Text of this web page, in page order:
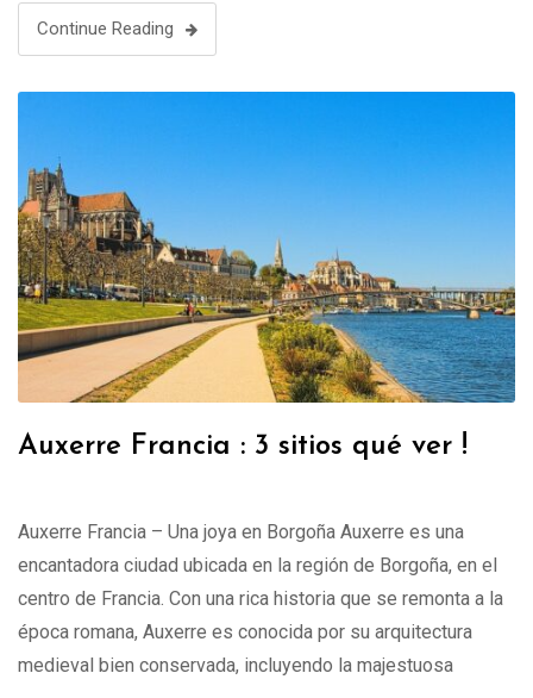
visitantes …
Continue Reading
Auxerre Francia : 3 sitios qué ver !
Auxerre Francia – Una joya en Borgoña Auxerre es una
encantadora ciudad ubicada en la región de Borgoña, en el
centro de Francia. Con una rica historia que se remonta a la
época romana, Auxerre es conocida por su arquitectura
medieval bien conservada, incluyendo la majestuosa